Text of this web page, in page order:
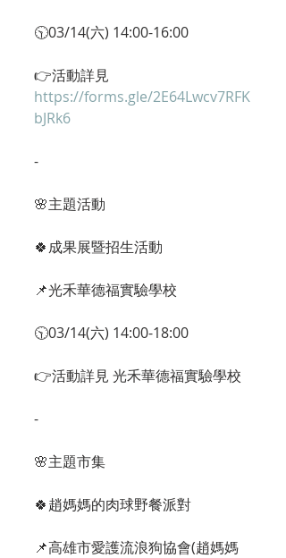
🕥03/14(六) 14:00-16:00
👉活動詳見
https://forms.gle/2E64Lwcv7RFK
bJRk6
-
🌸主題活動
🍀成果展暨招生活動
📌光禾華德福實驗學校
🕥03/14(六) 14:00-18:00
👉活動詳見 光禾華德福實驗學校
-
🌸主題市集
🍀趙媽媽的肉球野餐派對
📌高雄市愛護流浪狗協會(趙媽媽